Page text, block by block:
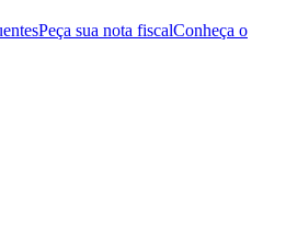
Peça sua nota fiscalConheça o